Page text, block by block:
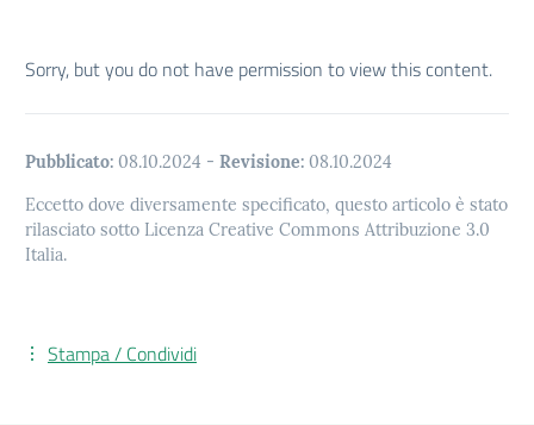
Sorry, but you do not have permission to view this content.
Pubblicato: 08.10.2024 - Revisione: 08.10.2024
Eccetto dove diversamente specificato, questo articolo è stato
rilasciato sotto Licenza Creative Commons Attribuzione 3.0
Italia.
Stampa / Condividi